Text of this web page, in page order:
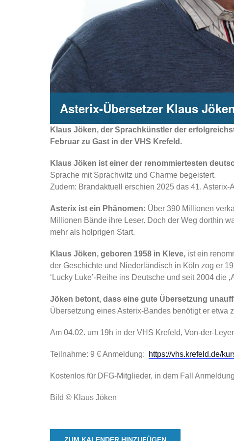
Asterix-Übersetzer Klaus
Klaus Jöken, der Sprachkünstler der
Februar zu Gast in der VHS Krefeld.
Klaus Jöken ist einer der renommiertesten
Sprache mit Sprachwitz und Charme begeistert.
Zudem: Brandaktuell erschien 2025 das 41.
Asterix ist ein Phänomen: Über 390 Millionen
Millionen Bände ihre Leser. Doch der Weg dorthin
mehr als holprigen Start.
Klaus Jöken, geboren 1958 in Kleve, ist ein
der Geschichte und Niederländisch in Köln zog er
‘Lucky Luke’-Reihe ins Deutsche und seit 2004 die
Jöken betont, dass eine gute Übersetzung
Übersetzung eines Asterix-Bandes benötigt er etwa
Am 04.02. um 19h in der VHS Krefeld, Von-der-
Teilnahme: 9 € Anmeldung: https://vhs.krefeld.de/
Kostenlos für DFG-Mitglieder, in dem Fall
Bild © Klaus Jöken